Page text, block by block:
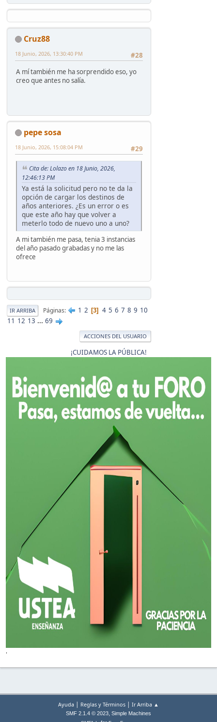
Cruz88
#28
18 Junio, 2026, 13:30:40 PM
A mí también me ha sorprendido eso, yo
creo que antes no salía.
pepe sosa
#29
18 Junio, 2026, 15:08:04 PM
Cita de: Lolazo en 18 Junio, 2026,
12:46:13 PM
Ya está la solicitud pero no te da la
opción de cargar los destinos de
años anteriores. ¿Es un error o es
que este año hay que volver a
meterlo todo de nuevo uno a uno?
A mi también me pasa, tenia 3 instancias
del año pasado grabadas y no me las
ofrece
IR ARRIBA Páginas 1 2 3 4 5 6 7 8 9 10
11 12 13 ... 69
ACCIONES DEL USUARIO
¡CUIDAMOS LA PÚBLICA!
'
Ayuda | Reglas y Términos | Ir Arriba ▲
SMF 2.1.4 © 2023, Simple Machines